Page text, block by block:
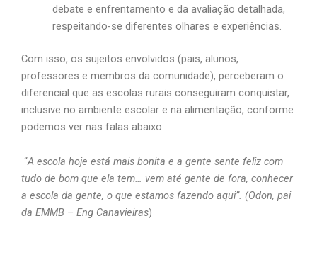
debate e enfrentamento e da avaliação detalhada,
respeitando-se diferentes olhares e experiências.
Com isso, os sujeitos envolvidos (pais, alunos,
professores e membros da comunidade), perceberam o
diferencial que as escolas rurais conseguiram conquistar,
inclusive no ambiente escolar e na alimentação, conforme
podemos ver nas falas abaixo:
“A escola hoje está mais bonita e a gente sente feliz com
tudo de bom que ela tem… vem até gente de fora, conhecer
a escola da gente, o que estamos fazendo aqui”. (Odon, pai
da EMMB – Eng Canavieiras)